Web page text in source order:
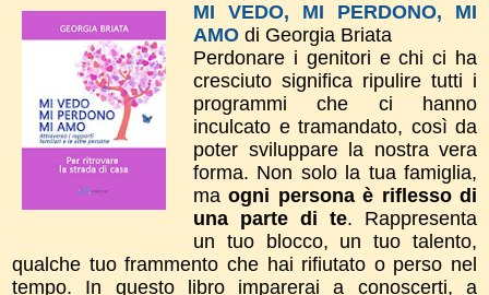
MI VEDO, MI PERDONO, MI
AMO di Georgia Briata
Perdonare i genitori e chi ci ha
cresciuto significa ripulire tutti i
programmi che ci hanno
inculcato e tramandato, così da
poter sviluppare la nostra vera
forma. Non solo la tuafamiglia,
maogni persona è riflesso di
una parte di te. Rappresenta
un tuo blocco, un tuo talento,
qualche tuo frammento che hai rifiutato o perso nel
tempo.
In questo libro imparerai a conoscerti, a